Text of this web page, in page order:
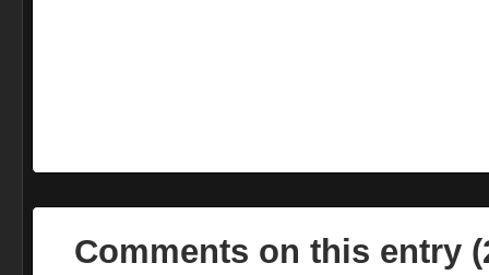
Comments on this entry